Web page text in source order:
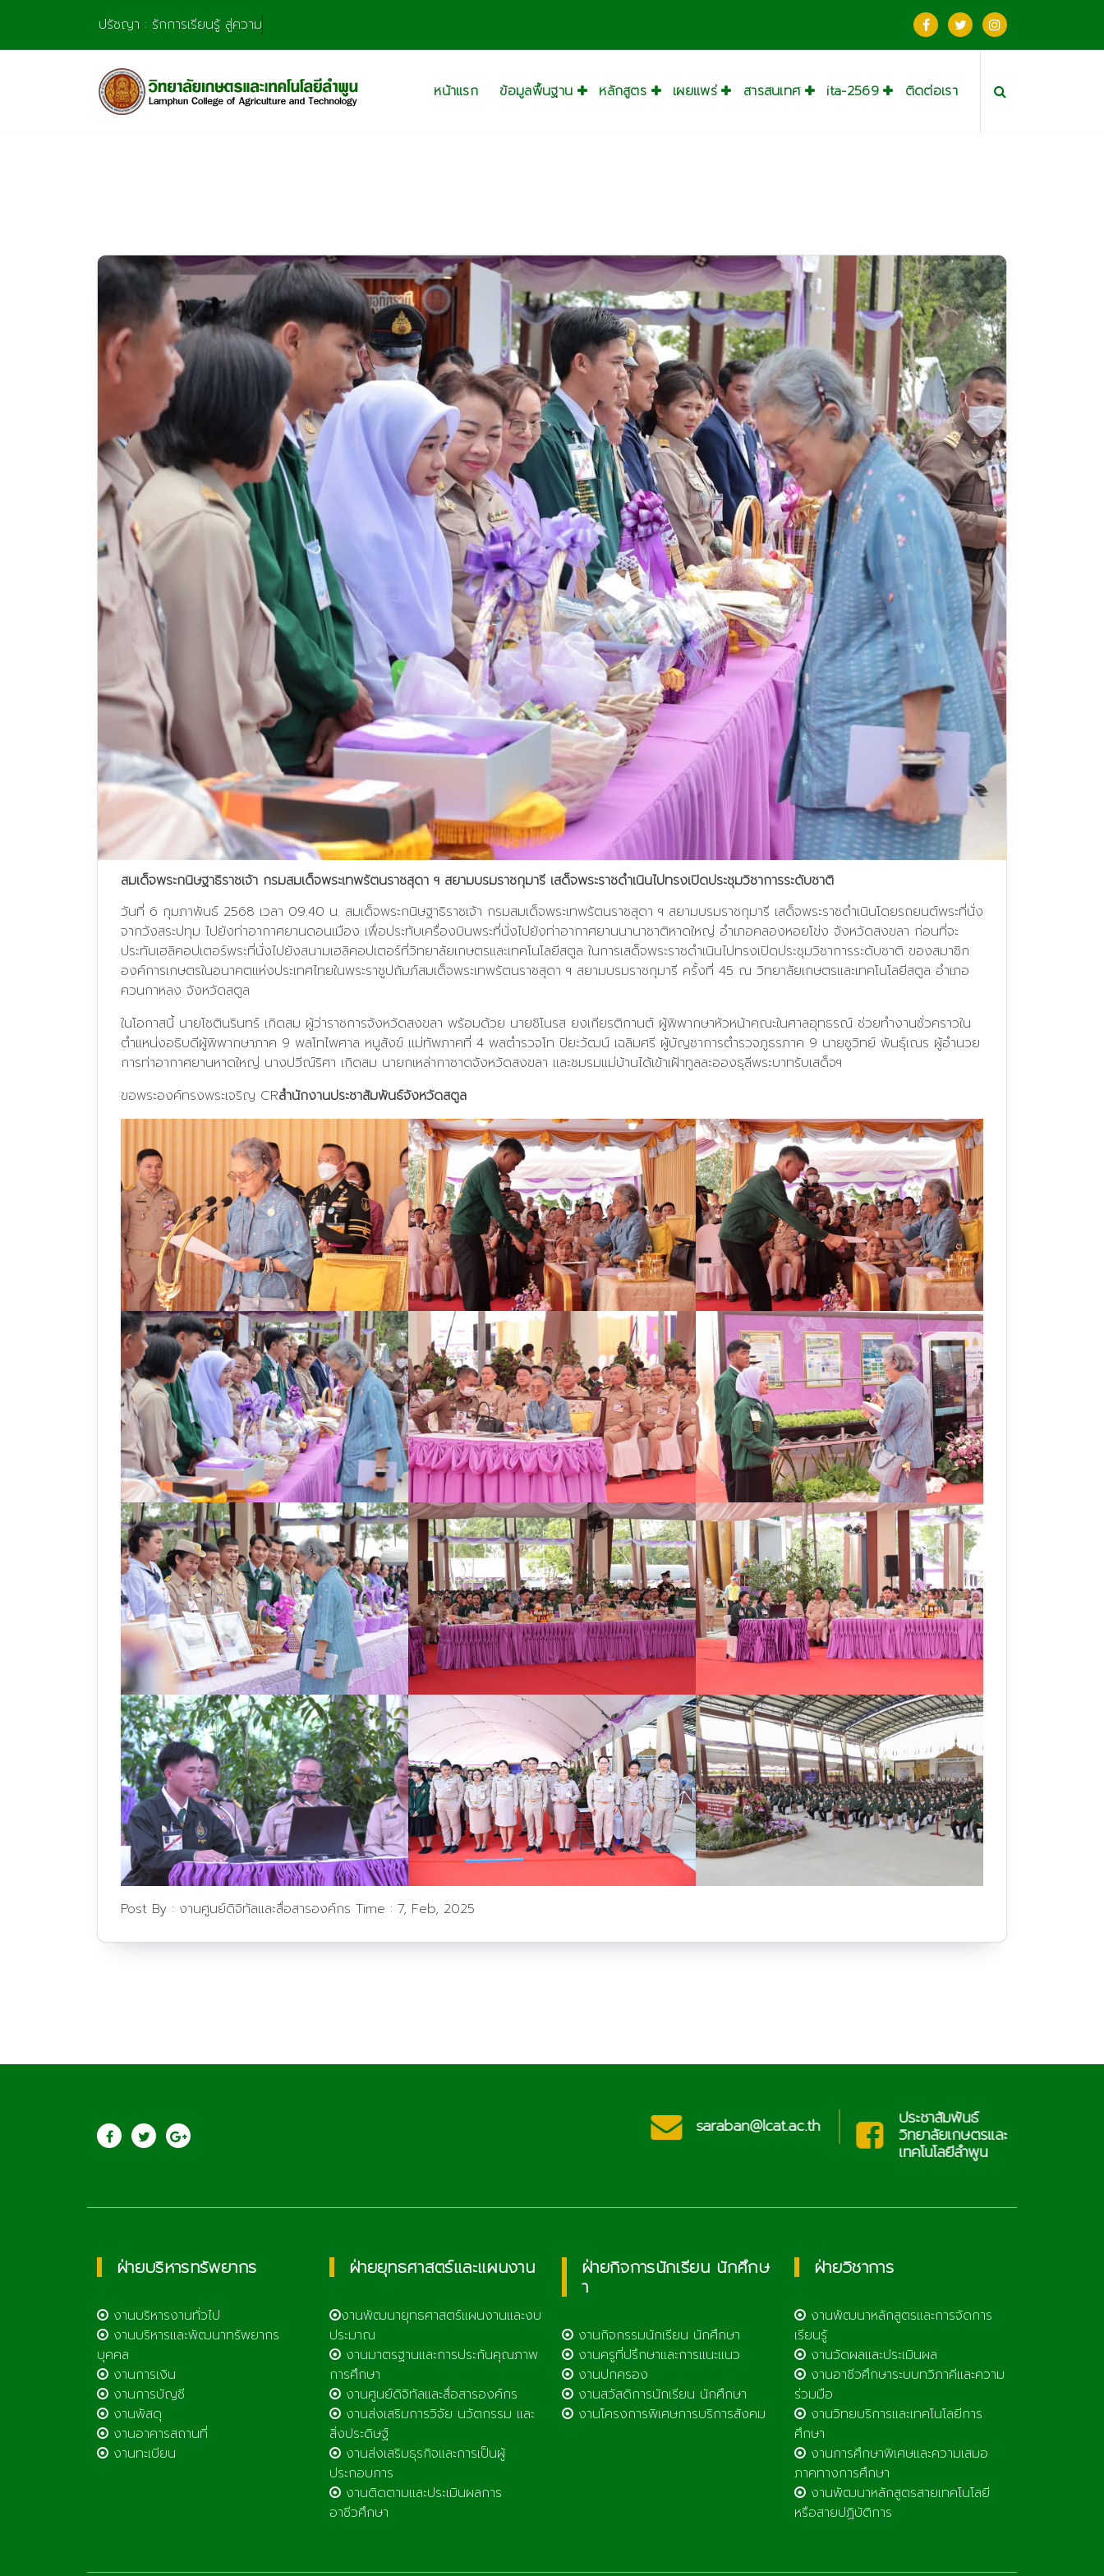
content
ปรัชญา : รักการเรียนรู้ สู่ความชำนาญ มุ่ง
หน้าแรก ข้อมูลพื้นฐาน หลักสูตร เผยแพร่ สารสนเทศ ita-2569 ติดต่อเรา
สมเด็จพระกนิษฐาธิราชเจ้า กรมสมเด็จพระเทพรัตนราชสุดา ฯ สยามบรมราชกุมารี เสด็จพระราชดำเนินไปทรงเปิดประชุมวิชาการระดับชาติ
วันที่ 6 กุมภาพันธ์ 2568 เวลา 09.40 น. สมเด็จพระกนิษฐาธิราชเจ้า กรมสมเด็จพระเทพรัตนราชสุดา ฯ สยามบรมราชกุมารี เสด็จพระราชดำเนินโดยรถยนต์พระที่นั่ง
จากวังสระปทุม ไปยังท่าอากาศยานดอนเมือง เพื่อประทับเครื่องบินพระที่นั่งไปยังท่าอากาศยานนานาชาติหาดใหญ่ อำเภอคลองหอยโข่ง จังหวัดสงขลา ก่อนที่จะ
ประทับเฮลิคอปเตอร์พระที่นั่งไปยังสนามเฮลิคอปเตอร์ที่วิทยาลัยเกษตรและเทคโนโลยีสตูล ในการเสด็จพระราชดำเนินไปทรงเปิดประชุมวิชาการระดับชาติ ของสมาชิก
องค์การเกษตรในอนาคตแห่งประเทศไทยในพระราชูปถัมภ์สมเด็จพระเทพรัตนราชสุดา ฯ สยามบรมราชกุมารี ครั้งที่ 45 ณ วิทยาลัยเกษตรและเทคโนโลยีสตูล อำเภอ
ควนกาหลง จังหวัดสตูล
ในโอกาสนี้ นายโชตินรินทร์ เกิดสม ผู้ว่าราชการจังหวัดสงขลา พร้อมด้วย นายชิโนรส ยงเกียรติกานต์ ผู้พิพากษาหัวหน้าคณะในศาลอุทธรณ์ ช่วยทำงานชั่วคราวใน
ตำแหน่งอธิบดีผู้พิพากษาภาค 9 พลโทไพศาล หนูสังข์ แม่ทัพภาคที่ 4 พลตำรวจโท ปิยะวัฒน์ เฉลิมศรี ผู้บัญชาการตำรวจภูธรภาค 9 นายชูวิทย์ พันธุ์เณร ผู้อำนวย
การท่าอากาศยานหาดใหญ่ นางปวีณ์ริศา เกิดสม นายกเหล่ากาชาดจังหวัดสงขลา และชมรมแม่บ้านได้เข้าเฝ้าทูลละอองธุลีพระบาทรับเสด็จฯ
ขอพระองค์ทรงพระเจริญ CRสำนักงานประชาสัมพันธ์จังหวัดสตูล
Post By : งานศูนย์ดิจิทัลและสื่อสารองค์กร Time : 7, Feb, 2025
ประชาสัมพันธ์
วิทยาลัยเกษตรและ
เทคโนโลยีลำพูน
saraban@lcat.ac.th ประชาสัมพันธ์
วิทยาลัยเกษตรและ
เทคโนโลยีลำพูน
ฝ่ายบริหารทรัพยากร
งานบริหารงานทั่วไป
งานบริหารและพัฒนาทรัพยากร
บุคคล
งานการเงิน
งานการบัญชี
งานพัสดุ
งานอาคารสถานที่
งานทะเบียน
ฝ่ายยุทธศาสตร์และแผนงาน
งานพัฒนายุทธศาสตร์แผนงานและงบ
ประมาณ
งานมาตรฐานและการประกันคุณภาพ
การศึกษา
งานศูนย์ดิจิทัลและสื่อสารองค์กร
งานส่งเสริมการวิจัย นวัตกรรม และ
สิ่งประดิษฐ์
งานส่งเสริมธุรกิจและการเป็นผู้
ประกอบการ
งานติดตามและประเมินผลการ
อาชีวศึกษา
ฝ่ายกิจการนักเรียน นักศึกษ
า
งานกิจกรรมนักเรียน นักศึกษา
งานครูที่ปรึกษาและการแนะแนว
งานปกครอง
งานสวัสดิการนักเรียน นักศึกษา
งานโครงการพิเศษการบริการสังคม
ฝ่ายวิชาการ
งานพัฒนาหลักสูตรและการจัดการ
เรียนรู้
งานวัดผลและประเมินผล
งานอาชีวศึกษาระบบทวิภาคีและความ
ร่วมมือ
งานวิทยบริการและเทคโนโลยีการ
ศึกษา
งานการศึกษาพิเศษและความเสมอ
ภาคทางการศึกษา
งานพัฒนาหลักสูตรสายเทคโนโลยี
หรือสายปฏิบัติการ